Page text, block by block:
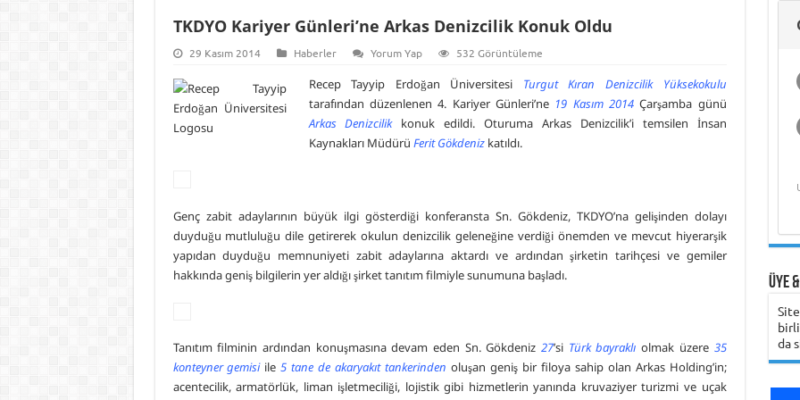
ve Akademik
ile Denizcilik
Araştırma
Zaman Aramalı?
Çalışmaya Değer
Yöntemleri
Gündüz Aybay
Belgeseli ve
Öğrenci Yorumu
TKDYO Kariyer Günleri’ne Arkas Denizcilik Konuk Oldu
29 Kasım 2014 Haberler Yorum Yap 532 Görüntüleme
Recep Tayyip Erdoğan Üniversitesi Turgut Kıran Denizcilik Yüksekokulu
tarafından düzenlenen 4. Kariyer Günleri’ne 19 Kasım 2014Çarşamba günü
Arkas Denizcilikkonuk edildi. Oturuma Arkas Denizcilik’i temsilen İnsan
Kaynakları Müdürü Ferit Gökdenizkatıldı.
Genç zabit adaylarının büyük ilgi gösterdiği konferansta Sn. Gökdeniz, TKDYO’na gelişinden dolayı
duyduğu mutluluğu dile getirerek okulun denizcilik geleneğine verdiği önemden ve mevcut hiyerarşik
yapıdan duyduğu memnuniyeti zabit adaylarına aktardı ve ardından şirketin tarihçesi ve gemiler
hakkında geniş bilgilerin yer aldığı şirket tanıtım filmiyle sunumuna başladı.
Tanıtım filminin ardından konuşmasına devam eden Sn. Gökdeniz27’si Türk bayraklı olmak üzere 35
konteyner gemisiile5 tane de akaryakıt tankerinden oluşan geniş bir filoya sahip olan Arkas Holding’in;
acentecilik, armatörlük, liman işletmeciliği, lojistik gibi hizmetlerin yanında kruvaziyer turizmi ve uçak
Üye
da